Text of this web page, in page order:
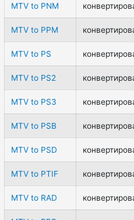
MTV to PNM
MTV to PPM
MTV to PS
MTV to PS2
MTV to PS3
MTV to PSB
MTV to PSD
MTV to PTIF
MTV to RAD